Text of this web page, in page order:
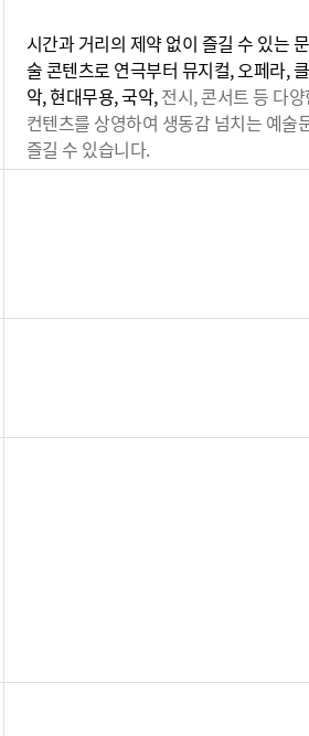
시간과 거리의 제약 없이 즐길 수 있는
술 콘텐츠로 연극부터 뮤지컬, 오페라,
악, 현대무용, 국악,전시, 콘서트 등 다
컨텐츠를 상영하여 생동감 넘치는 예술
즐길 수 있습니다.